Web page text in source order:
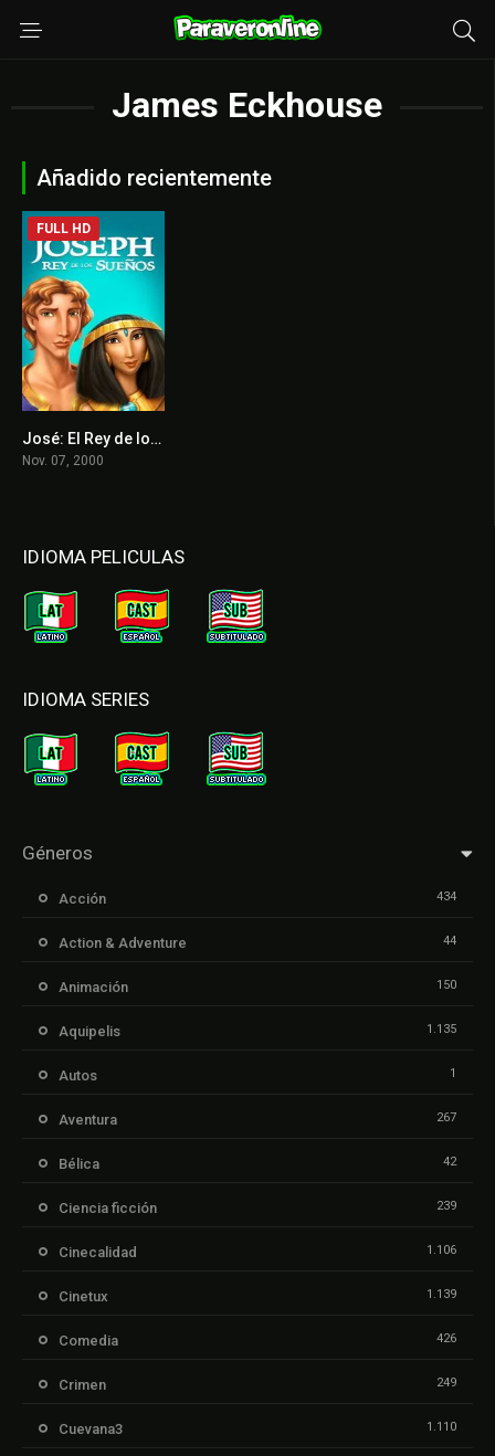
James Eckhouse
Añadido recientemente
6.5
FULL HD
José: El Rey de los Sueños
Nov. 07, 2000
IDIOMA PELICULAS
IDIOMA SERIES
Géneros
Acción 434
Action & Adventure 44
Animación 150
Aquipelis 1.135
Autos 1
Aventura 267
Bélica 42
Ciencia ficción 239
Cinecalidad 1.106
Cinetux 1.139
Comedia 426
Crimen 249
Cuevana3 1.110